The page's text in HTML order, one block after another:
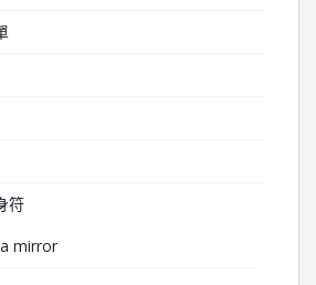
符
mirror